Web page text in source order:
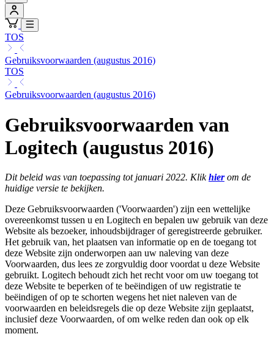
TOS
Gebruiksvoorwaarden (augustus 2016)
TOS
Gebruiksvoorwaarden (augustus 2016)
Gebruiksvoorwaarden van
Logitech (augustus 2016)
Dit beleid was van toepassing tot januari 2022. Klikhierom de
huidige versie te bekijken.
Deze Gebruiksvoorwaarden ('Voorwaarden') zijn een wettelijke
overeenkomst tussen u en Logitech en bepalen uw gebruik van deze
Website als bezoeker, inhoudsbijdrager of geregistreerde gebruiker.
Het gebruik van, het plaatsen van informatie op en de toegang tot
deze Website zijn onderworpen aan uw naleving van deze
Voorwaarden, dus lees ze zorgvuldig door voordat u deze Website
gebruikt. Logitech behoudt zich het recht voor om uw toegang tot
deze Website te beperken of te beëindigen of uw registratie te
beëindigen of op te schorten wegens het niet naleven van de
voorwaarden en beleidsregels die op deze Website zijn geplaatst,
inclusief deze Voorwaarden, of om welke reden dan ook op elk
moment.